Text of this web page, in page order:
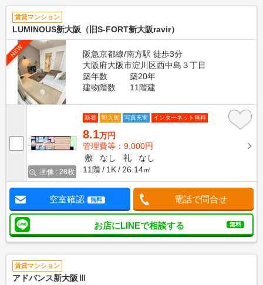
賃貸マンション
LUMINOUS新大阪（旧S-FORT新大阪ravir）
NEW
阪急京都線/南方駅 徒歩3分
大阪府大阪市淀川区西中島３丁目
築年数
築20年
建物階数
11階建
画像 : 28枚
新着 即入居 写真充実 インターネット無料
8.1万円
管理費等：9,000円
敷
なし 礼
なし
11階
1K 26.14㎡
空室確認 無料 電話で問合せ
お店にLINEで相談する 無料
賃貸マンション
アドバンス新大阪Ⅲ